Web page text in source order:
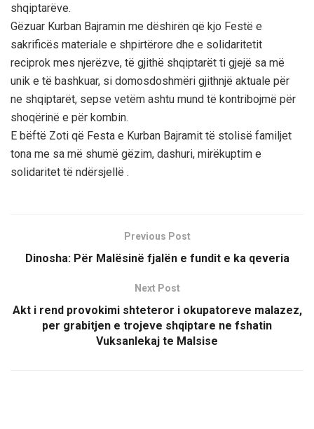
shqiptarëve.
Gëzuar Kurban Bajramin me dëshirën që kjo Festë e
sakrificës materiale e shpirtërore dhe e solidaritetit
reciprok mes njerëzve, të gjithë shqiptarët ti gjejë sa më
unik e të bashkuar, si domosdoshmëri gjithnjë aktuale për
ne shqiptarët, sepse vetëm ashtu mund të kontribojmë për
shoqërinë e për kombin.
E bëftë Zoti që Festa e Kurban Bajramit të stolisë familjet
tona me sa më shumë gëzim, dashuri, mirëkuptim e
solidaritet të ndërsjellë .
Previous Post
Dinosha: Për Malësinë fjalën e fundit e ka qeveria
Next Post
Akt i rend provokimi shteteror i okupatoreve malazez,
per grabitjen e trojeve shqiptare ne fshatin
Vuksanlekaj te Malsise